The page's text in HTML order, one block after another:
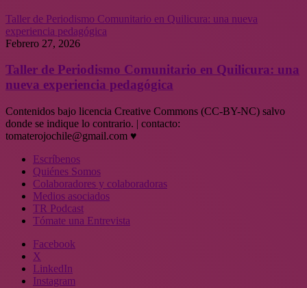
Taller de Periodismo Comunitario en Quilicura: una nueva
experiencia pedagógica
Febrero 27, 2026
Taller de Periodismo Comunitario en Quilicura: una
nueva experiencia pedagógica
Contenidos bajo licencia Creative Commons (CC-BY-NC) salvo
donde se indique lo contrario. | contacto:
tomaterojochile@gmail.com ♥
Escríbenos
Quiénes Somos
Colaboradores y colaboradoras
Medios asociados
TR Podcast
Tómate una Entrevista
Facebook
X
LinkedIn
Instagram